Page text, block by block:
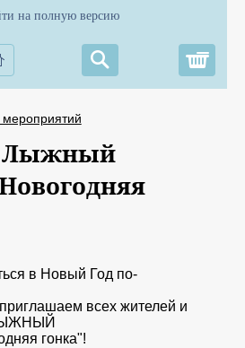
на полную версию
Лыжный
в Новый Год по-
всех жителей и
гонка"!